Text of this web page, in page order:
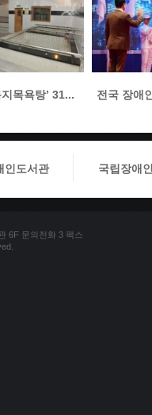
지목욕탕’ 31... 전국 장애
인도서관 국립장애
6F 문의전화 3 팩스